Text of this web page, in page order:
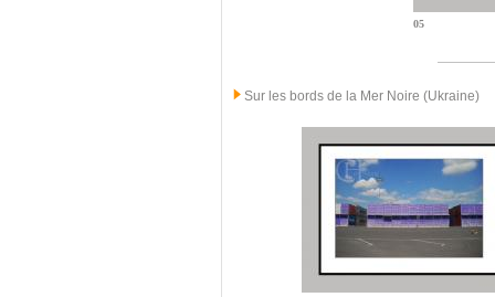
05
Sur les bords de la Mer Noire (Ukraine)